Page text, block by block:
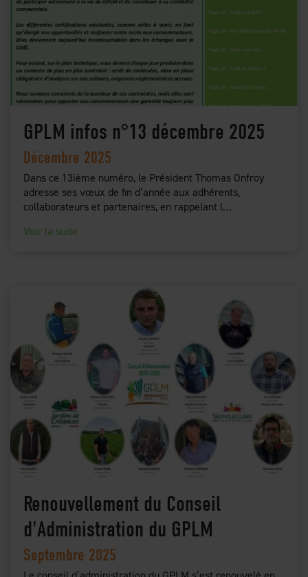
GPLM infos n°13 décembre 2025
Décembre 2025
Dans ce 13ième numéro, le Président Thomas Onfroy
adresse ses vœux de fin d’année aux adhérents,
collaborateurs et partenaires, en rappelant l…
Voir la suite
Renouvellement du Conseil
d'Administration du GPLM
Septembre 2025